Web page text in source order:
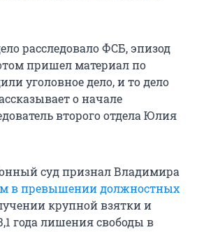
расследовало ФСБ, эпизод
пришел материал по
уголовное дело, и то дело
о начале
второго отдела Юлия
суд признал Владимира
в превышении должностных
крупной взятки и
года лишения свободы в